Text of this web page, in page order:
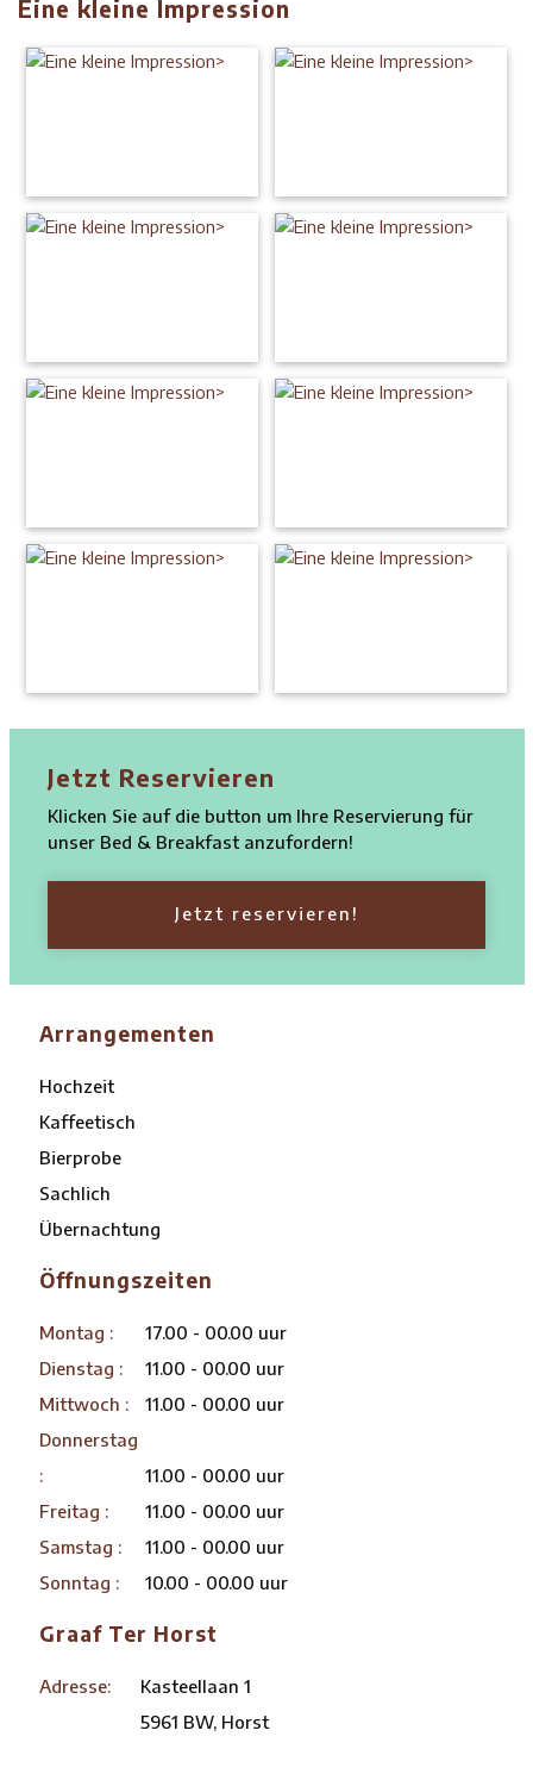
Eine kleine Impression
Jetzt Reservieren
Klicken Sie auf die button um Ihre Reservierung für
unser Bed & Breakfast anzufordern!
Jetzt reservieren!
Arrangementen
Hochzeit
Kaffeetisch
Bierprobe
Sachlich
Übernachtung
Öffnungszeiten
Montag :
17.00 - 00.00 uur
Dienstag :
11.00 - 00.00 uur
Mittwoch :
11.00 - 00.00 uur
Donnerstag
:
11.00 - 00.00 uur
Freitag :
11.00 - 00.00 uur
Samstag :
11.00 - 00.00 uur
Sonntag :
10.00 - 00.00 uur
Graaf Ter Horst
Adresse:
Kasteellaan 1
5961 BW, Horst